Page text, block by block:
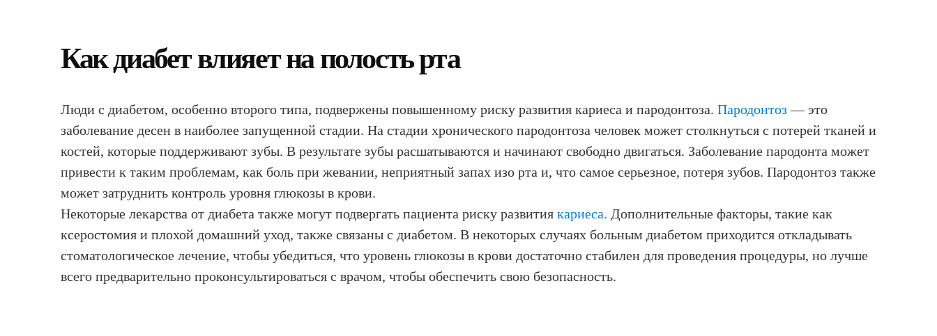
Как диабет влияет на полость рта
Люди с диабетом, особенно второго типа, подвержены повышенному риску развития кариеса и пародонтоза. Пародонтоз— это
заболевание десен в наиболее запущенной стадии. На стадии хронического пародонтоза человек может столкнуться с потерей тканей и
костей, которые поддерживают зубы. В результате зубы расшатываются и начинают свободно двигаться. Заболевание пародонта может
привести к таким проблемам, как боль при жевании, неприятный запах изо рта и, что самое серьезное, потеря зубов. Пародонтоз также
может затруднить контроль уровня глюкозы в крови.
Некоторые лекарства от диабета также могут подвергать пациента риску развития кариеса. Дополнительные факторы, такие как
ксеростомия и плохой домашний уход, также связаны с диабетом. В некоторых случаях больным диабетом приходится откладывать
стоматологическое лечение, чтобы убедиться, что уровень глюкозы в крови достаточно стабилен для проведения процедуры, но лучше
всего предварительно проконсультироваться с врачом, чтобы обеспечить свою безопасность.